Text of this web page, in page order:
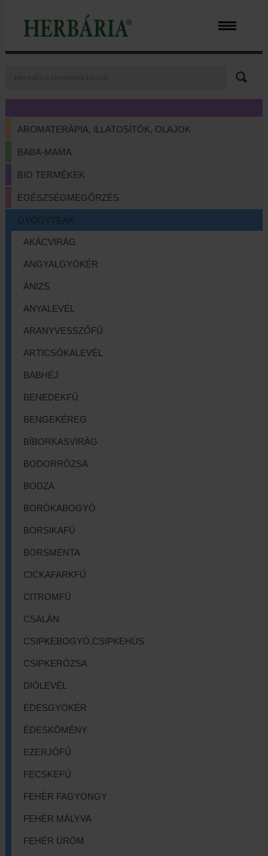
AROMATERÁPIA, ILLATOSÍTÓK, OLAJOK
BABA-MAMA
BIO TERMÉKEK
EGÉSZSÉGMEGŐRZÉS
GYÓGYTEÁK
AKÁCVIRÁG
ANGYALGYÖKÉR
ÁNIZS
ANYALEVÉL
ARANYVESSZŐFŰ
ARTICSÓKALEVÉL
BABHÉJ
BENEDEKFŰ
BENGEKÉREG
BÍBORKASVIRÁG
BODORRÓZSA
BODZA
BORÓKABOGYÓ
BORSIKAFŰ
BORSMENTA
CICKAFARKFŰ
CITROMFŰ
CSALÁN
CSIPKEBOGYÓ,CSIPKEHÚS
CSIPKERÓZSA
DIÓLEVÉL
ÉDESGYÖKÉR
ÉDESKÖMÉNY
EZERJÓFŰ
FECSKEFŰ
FEHÉR FAGYÖNGY
FEHÉR MÁLYVA
FEHÉR ÜRÖM